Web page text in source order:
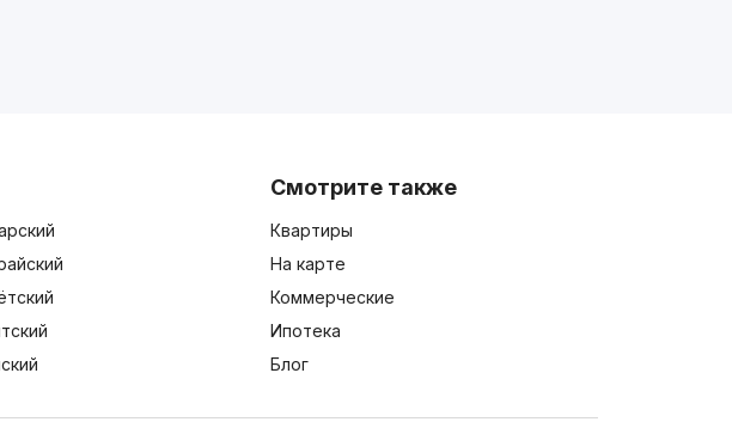
Смотрите также
Квартиры
На карте
Коммерческие
Ипотека
Блог